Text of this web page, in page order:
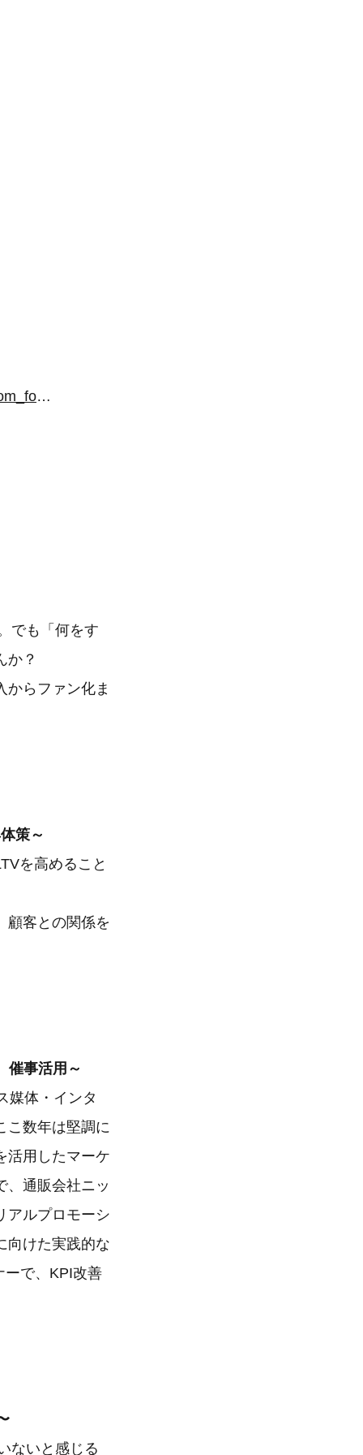
https://yuidea.co.jp/form/20250624_syokukura_seminar/?yuidea=wwss.com_form
でも「何をす
か？
からファン化ま
策～
を高めること
顧客との関係を
催事活用～
媒体・インタ
こ数年は堅調に
活用したマーケ
、通販会社ニッ
アルプロモーシ
向けた実践的な
ーで、KPI改善
ないと感じる